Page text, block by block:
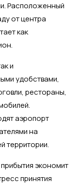
Расположенный
от центра
как
и
удобствами,
рестораны,
аэропорт
на
территории.
экономит
принятия